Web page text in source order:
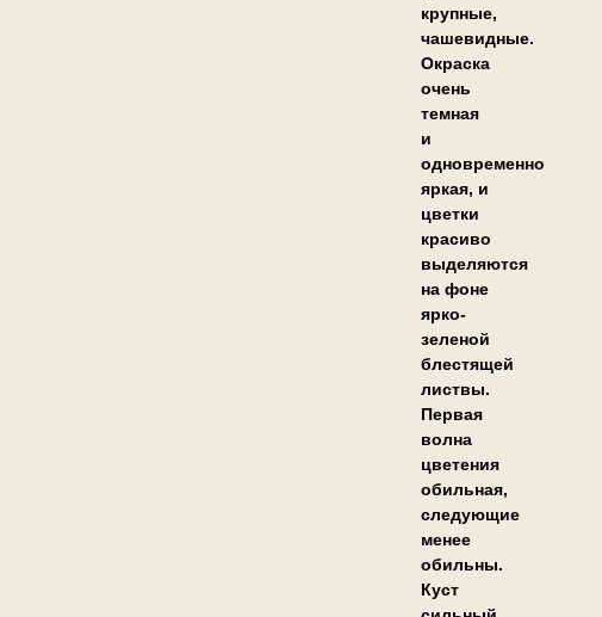
крупные,
чашевидные.
Окраска
очень
темная
и
одновременно
яркая, и
цветки
красиво
выделяются
на фоне
ярко-
зеленой
блестящей
листвы.
Первая
волна
цветения
обильная,
следующие
менее
обильны.
Куст